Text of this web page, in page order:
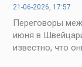
21-06-2026, 17:57
Переговоры
июня в
известно, что